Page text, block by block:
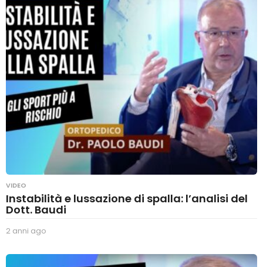
i
g
o
VIDEO
Instabilità e lussazione di spalla: l’analisi del
Dott. Baudi
2 anni ago
n